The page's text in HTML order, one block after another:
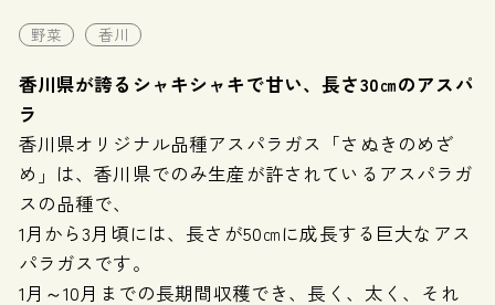
野菜 香川
香川県が誇るシャキシャキで甘い、長さ30㎝のアスパ
ラ
香川県オリジナル品種アスパラガス「さぬきのめざ
め」は、香川県でのみ生産が許されているアスパラガ
スの品種で、
1月から3月頃には、長さが50㎝に成長する巨大なアス
パラガスです。
1月～10月までの長期間収穫でき、長く、太く、それ